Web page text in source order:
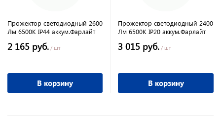
Прожектор светодиодный 2600
Лм 6500К IP44 аккум.Фарлайт
2 165 руб. / шт
В корзину
Прожектор светодиодный 2400
Лм 6500К IP20 аккум.Фарлайт
3 015 руб. / шт
В корзину